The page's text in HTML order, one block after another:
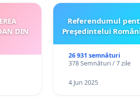
DIN
Referendumul
Preşedintelui
26 931 semnături
378 Semnături / 7 zile
4 Jun 2025